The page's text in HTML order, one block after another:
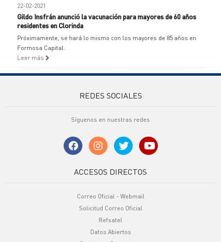
22-02-2021
Gildo Insfrán anunció la vacunación para mayores de 60 años
residentes en Clorinda
Próximamente, se hará lo mismo con los mayores de 85 años en
Formosa Capital.
Leer más
REDES SOCIALES
Síguenos en nuestras redes
ACCESOS DIRECTOS
Correo Oficial - Webmail
Solicitud Correo Oficial
Refsatel
Datos Abiertos